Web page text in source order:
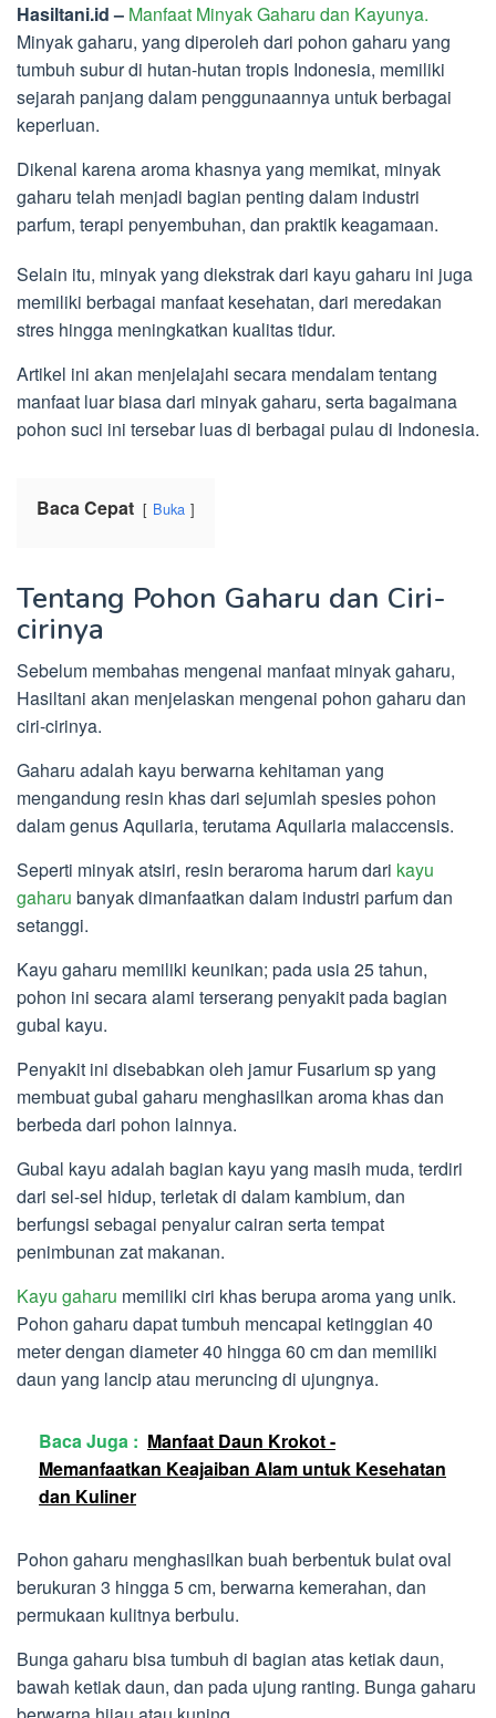
Hasiltani.id – Manfaat Minyak Gaharu dan Kayunya.
Minyak gaharu, yang diperoleh dari pohon gaharu yang
tumbuh subur di hutan-hutan tropis Indonesia, memiliki
sejarah panjang dalam penggunaannya untuk berbagai
keperluan.
Dikenal karena aroma khasnya yang memikat, minyak
gaharu telah menjadi bagian penting dalam industri
parfum, terapi penyembuhan, dan praktik keagamaan.
Selain itu, minyak yang diekstrak dari kayu gaharu ini juga
memiliki berbagai manfaat kesehatan, dari meredakan
stres hingga meningkatkan kualitas tidur.
Artikel ini akan menjelajahi secara mendalam tentang
manfaat luar biasa dari minyak gaharu, serta bagaimana
pohon suci ini tersebar luas di berbagai pulau di Indonesia.
Baca Cepat Buka
Tentang Pohon Gaharu dan Ciri-
cirinya
Sebelum membahas mengenai manfaat minyak gaharu,
Hasiltani akan menjelaskan mengenai pohon gaharu dan
ciri-cirinya.
Gaharu adalah kayu berwarna kehitaman yang
mengandung resin khas dari sejumlah spesies pohon
dalam genus Aquilaria, terutama Aquilaria malaccensis.
Seperti minyak atsiri, resin beraroma harum dari kayu
gaharu banyak dimanfaatkan dalam industri parfum dan
setanggi.
Kayu gaharu memiliki keunikan; pada usia 25 tahun,
pohon ini secara alami terserang penyakit pada bagian
gubal kayu.
Penyakit ini disebabkan oleh jamur Fusarium sp yang
membuat gubal gaharu menghasilkan aroma khas dan
berbeda dari pohon lainnya.
Gubal kayu adalah bagian kayu yang masih muda, terdiri
dari sel-sel hidup, terletak di dalam kambium, dan
berfungsi sebagai penyalur cairan serta tempat
penimbunan zat makanan.
Kayu gaharu memiliki ciri khas berupa aroma yang unik.
Pohon gaharu dapat tumbuh mencapai ketinggian 40
meter dengan diameter 40 hingga 60 cm dan memiliki
daun yang lancip atau meruncing di ujungnya.
Baca Juga : Manfaat Daun Krokot -
Memanfaatkan Keajaiban Alam untuk Kesehatan
dan Kuliner
Pohon gaharu menghasilkan buah berbentuk bulat oval
berukuran 3 hingga 5 cm, berwarna kemerahan, dan
permukaan kulitnya berbulu.
Bunga gaharu bisa tumbuh di bagian atas ketiak daun,
bawah ketiak daun, dan pada ujung ranting. Bunga gaharu